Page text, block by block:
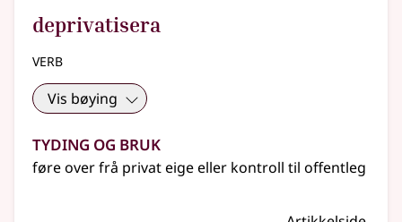
deprivatisera
verb
Vis bøying
Tyding og bruk
føre over frå privat eigeeller kontroll til offentleg